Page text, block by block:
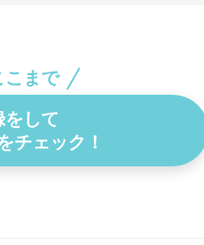
こまで
をして
チェック！